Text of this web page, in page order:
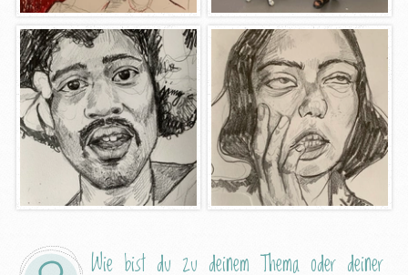
Wie bist du zu deinem Thema oder deiner